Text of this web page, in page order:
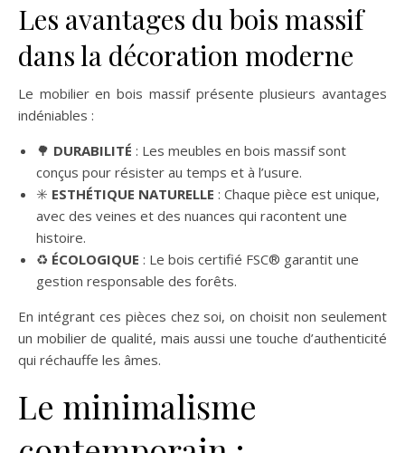
Les avantages du bois massif
dans la décoration moderne
Le mobilier en bois massif présente plusieurs avantages
indéniables :
🌳 DURABILITÉ : Les meubles en bois massif sont
conçus pour résister au temps et à l’usure.
✳️ ESTHÉTIQUE NATURELLE : Chaque pièce est unique,
avec des veines et des nuances qui racontent une
histoire.
♻️ ÉCOLOGIQUE : Le bois certifié FSC® garantit une
gestion responsable des forêts.
En intégrant ces pièces chez soi, on choisit non seulement
un mobilier de qualité, mais aussi une touche d’authenticité
qui réchauffe les âmes.
Le minimalisme